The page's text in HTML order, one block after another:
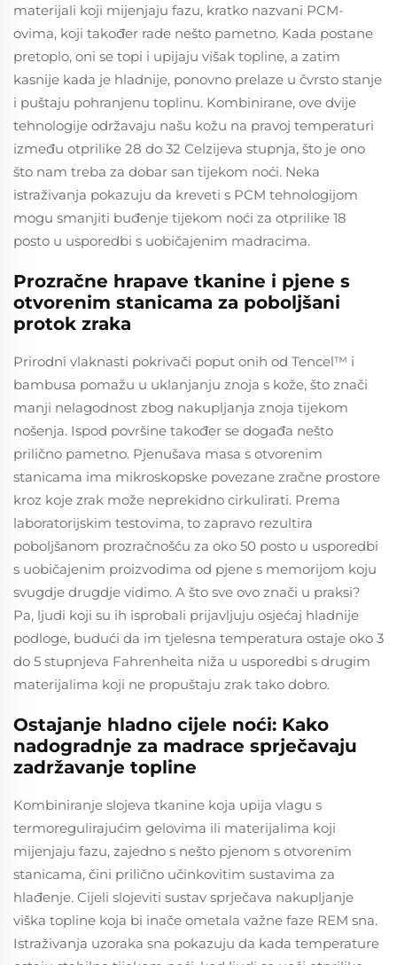
materijali koji mijenjaju fazu, kratko nazvani PCM-
ovima, koji također rade nešto pametno. Kada postane
pretoplo, oni se topi i upijaju višak topline, a zatim
kasnije kada je hladnije, ponovno prelaze u čvrsto stanje
i puštaju pohranjenu toplinu. Kombinirane, ove dvije
tehnologije održavaju našu kožu na pravoj temperaturi
između otprilike 28 do 32 Celzijeva stupnja, što je ono
što nam treba za dobar san tijekom noći. Neka
istraživanja pokazuju da kreveti s PCM tehnologijom
mogu smanjiti buđenje tijekom noći za otprilike 18
posto u usporedbi s uobičajenim madracima.
Prozračne hrapave tkanine i pjene s
otvorenim stanicama za poboljšani
protok zraka
Prirodni vlaknasti pokrivači poput onih od Tencel™ i
bambusa pomažu u uklanjanju znoja s kože, što znači
manji nelagodnost zbog nakupljanja znoja tijekom
nošenja. Ispod površine također se događa nešto
prilično pametno. Pjenušava masa s otvorenim
stanicama ima mikroskopske povezane zračne prostore
kroz koje zrak može neprekidno cirkulirati. Prema
laboratorijskim testovima, to zapravo rezultira
poboljšanom prozračnošću za oko 50 posto u usporedbi
s uobičajenim proizvodima od pjene s memorijom koju
svugdje drugdje vidimo. A što sve ovo znači u praksi?
Pa, ljudi koji su ih isprobali prijavljuju osjećaj hladnije
podloge, budući da im tjelesna temperatura ostaje oko 3
do 5 stupnjeva Fahrenheita niža u usporedbi s drugim
materijalima koji ne propuštaju zrak tako dobro.
Ostajanje hladno cijele noći: Kako
nadogradnje za madrace sprječavaju
zadržavanje topline
Kombiniranje slojeva tkanine koja upija vlagu s
termoregulirajućim gelovima ili materijalima koji
mijenjaju fazu, zajedno s nešto pjenom s otvorenim
stanicama, čini prilično učinkovitim sustavima za
hlađenje. Cijeli slojeviti sustav sprječava nakupljanje
viška topline koja bi inače ometala važne faze REM sna.
Istraživanja uzoraka sna pokazuju da kada temperature